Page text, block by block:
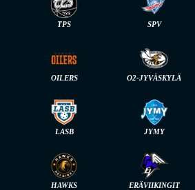
TPS SPV
OILERS O2-JYVÄSKYLÄ
LASB JYMY
HAWKS ERÄVIIKINGIT